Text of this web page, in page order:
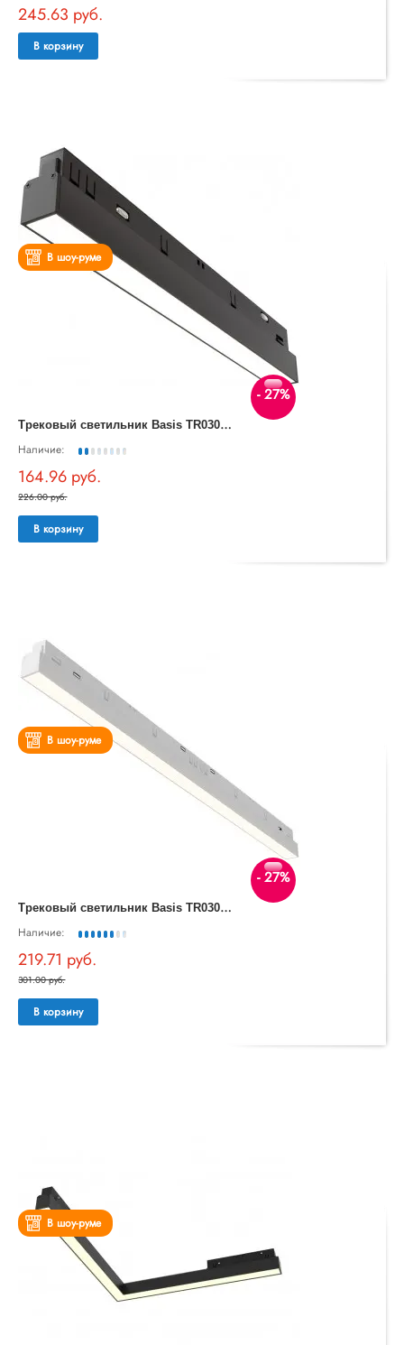
245.63 руб.
В корзину
В шоу-руме
- 27%
Т
рековый светильник Basis TR030-4-12WTW-DD-B
Наличие:
164.96 руб.
226.00 руб.
В корзину
В шоу-руме
- 27%
Т
рековый светильник Basis TR030-4-24WTW-DD-W
Наличие:
219.71 руб.
301.00 руб.
В корзину
В шоу-руме